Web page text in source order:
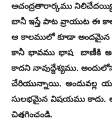
ఆచంద్రతారార్కము
బానీ ఇస్తే పాట వ్రాయుట ఈ
ఆ కాలములో కూడా అందమైన
కానీ భావము భాష బాణీకి
కాదని నావుద్దేశ్యము.
చేరియున్నాయి. అందువల్ల
సులభమైన విషయము కాదు.
చిత్తగించండి.